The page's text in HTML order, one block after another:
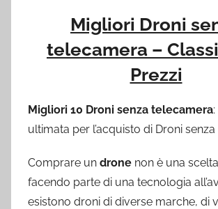
Migliori Droni
telecamera –
Prezzi
Migliori 10 Droni senza telecamera
ultimata per l’acquisto di Droni
Comprare un drone non è una
facendo parte di una tecnologia
esistono droni di diverse marche, di